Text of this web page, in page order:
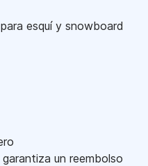
esquí y snowboard
un reembolso